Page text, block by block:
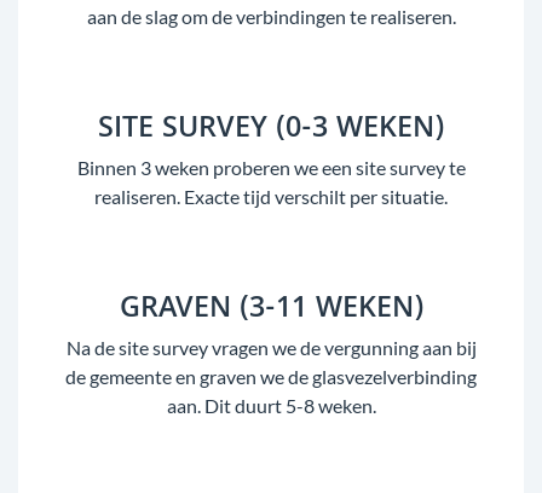
aan de slag om de verbindingen te realiseren.
SITE SURVEY (0-3 WEKEN)
Binnen 3 weken proberen we een site survey te
realiseren. Exacte tijd verschilt per situatie.
GRAVEN (3-11 WEKEN)
Na de site survey vragen we de vergunning aan bij
de gemeente en graven we de glasvezelverbinding
aan. Dit duurt 5-8 weken.